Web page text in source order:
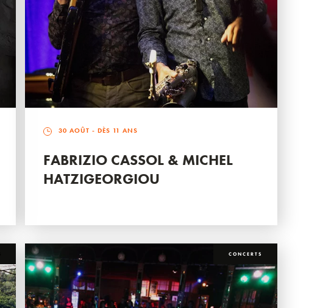
30 AOÛT - DÈS 11 ANS
FABRIZIO CASSOL & MICHEL
HATZIGEORGIOU
CONCERTS